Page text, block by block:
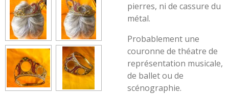
pierres, ni de cassure du
métal.
Probablement une
couronne de théatre de
représentation musicale,
de ballet ou de
scénographie.